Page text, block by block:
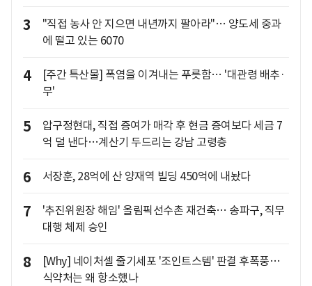
3
"직접 농사 안 지으면 내년까지 팔아라"… 양도세 중과
에 떨고 있는 6070
4
[주간 특산물] 폭염을 이겨내는 푸릇함… '대관령 배추·
무'
5
압구정현대, 직접 증여가 매각 후 현금 증여보다 세금 7
억 덜 낸다…계산기 두드리는 강남 고령층
6 서장훈, 28억에 산 양재역 빌딩 450억에 내놨다
7
'추진위원장 해임' 올림픽선수촌 재건축… 송파구, 직무
대행 체제 승인
8
[Why] 네이처셀 줄기세포 '조인트스템' 판결 후폭풍…
식약처는 왜 항소했나